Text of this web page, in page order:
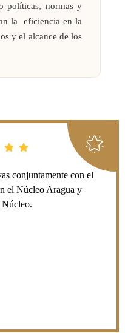
políticas, normas y
la eficiencia en la
y el alcance de los
conjuntamente con el
el Núcleo Aragua y